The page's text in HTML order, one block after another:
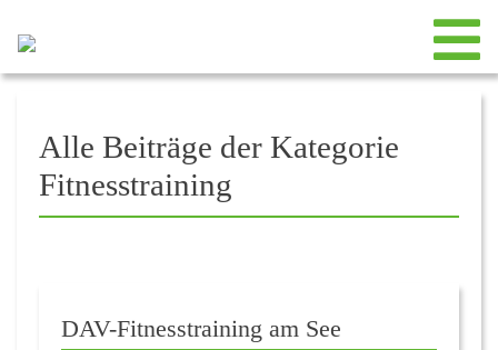
Alle Beiträge der Kategorie
Fitnesstraining
DAV-Fitnesstraining am See